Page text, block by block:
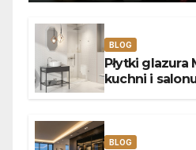
BLOG
Płytki glazura
kuchni i
BLOG